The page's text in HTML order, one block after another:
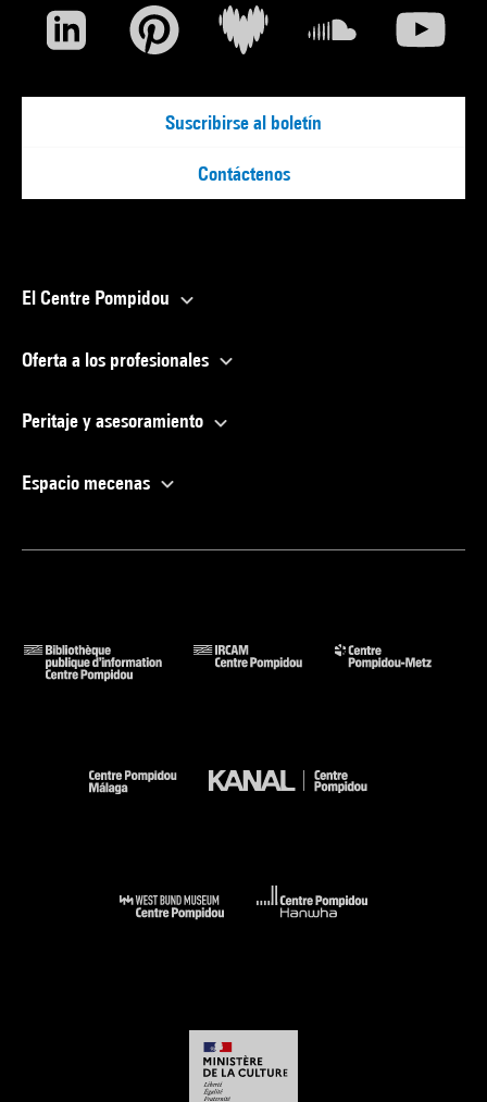
Suscribirse al boletín
Contáctenos
El Centre Pompidou
Oferta a los profesionales
Peritaje y asesoramiento
Espacio mecenas